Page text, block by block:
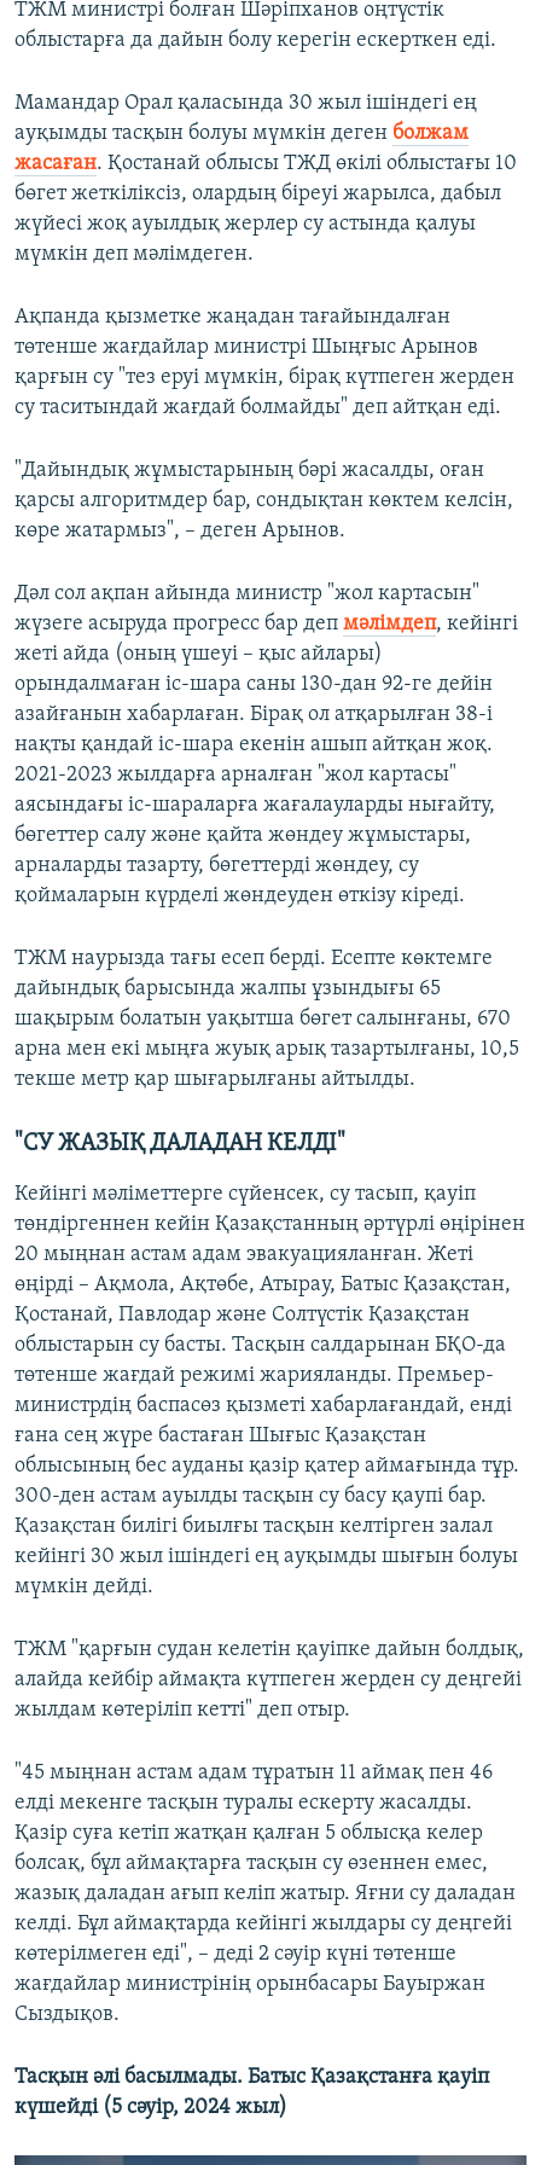
ТЖМ министрі болған Шәріпханов оңтүстік
облыстарға да дайын болу керегін ескерткен еді.
Мамандар Орал қаласында 30 жыл ішіндегі ең
ауқымды тасқын болуы мүмкін деген болжам
жасаған. Қостанай облысы ТЖД өкілі облыстағы 10
бөгет жеткіліксіз, олардың біреуі жарылса, дабыл
жүйесі жоқ ауылдық жерлер су астында қалуы
мүмкін деп мәлімдеген.
Ақпанда қызметке жаңадан тағайындалған
төтенше жағдайлар министрі Шыңғыс Арынов
қарғын су "тез еруі мүмкін, бірақ күтпеген жерден
су таситындай жағдай болмайды" деп айтқан еді.
"Дайындық жұмыстарының бәрі жасалды, оған
қарсы алгоритмдер бар, сондықтан көктем келсін,
көре жатармыз", – деген Арынов.
Дәл сол ақпан айында министр "жол картасын"
жүзеге асыруда прогресс бар деп мәлімдеп, кейінгі
жеті айда (оның үшеуі – қыс айлары)
орындалмаған іс-шара саны 130-дан 92-ге дейін
азайғанын хабарлаған. Бірақ ол атқарылған 38-і
нақты қандай іс-шара екенін ашып айтқан жоқ.
2021-2023 жылдарға арналған "жол картасы"
аясындағы іс-шараларға жағалауларды нығайту,
бөгеттер салу және қайта жөндеу жұмыстары,
арналарды тазарту, бөгеттерді жөндеу, су
қоймаларын күрделі жөндеуден өткізу кіреді.
ТЖМ наурызда тағы есеп берді. Есепте көктемге
дайындық барысында жалпы ұзындығы 65
шақырым болатын уақытша бөгет салынғаны, 670
арна мен екі мыңға жуық арық тазартылғаны, 10,5
текше метр қар шығарылғаны айтылды.
"СУ ЖАЗЫҚ ДАЛАДАН КЕЛДІ"
Кейінгі мәліметтерге сүйенсек, су тасып, қауіп
төндіргеннен кейін Қазақстанның әртүрлі өңірінен
20 мыңнан астам адам эвакуацияланған. Жеті
өңірді – Ақмола, Ақтөбе, Атырау, Батыс Қазақстан,
Қостанай, Павлодар және Солтүстік Қазақстан
облыстарын су басты. Тасқын салдарынан БҚО-да
төтенше жағдай режимі жарияланды. Премьер-
министрдің баспасөз қызметі хабарлағандай, енді
ғана сең жүре бастаған Шығыс Қазақстан
облысының бес ауданы қазір қатер аймағында тұр.
300-ден астам ауылды тасқын су басу қаупі бар.
Қазақстан билігі биылғы тасқын келтірген залал
кейінгі 30 жыл ішіндегі ең ауқымды шығын болуы
мүмкін дейді.
ТЖМ "қарғын судан келетін қауіпке дайын болдық,
алайда кейбір аймақта күтпеген жерден су деңгейі
жылдам көтеріліп кетті" деп отыр.
"45 мыңнан астам адам тұратын 11 аймақ пен 46
елді мекенге тасқын туралы ескерту жасалды.
Қазір суға кетіп жатқан қалған 5 облысқа келер
болсақ, бұл аймақтарға тасқын су өзеннен емес,
жазық даладан ағып келіп жатыр. Яғни су даладан
келді. Бұл аймақтарда кейінгі жылдары су деңгейі
көтерілмеген еді", – деді 2 сәуір күні төтенше
жағдайлар министрінің орынбасары Бауыржан
Сыздықов.
Тасқын әлі басылмады. Батыс Қазақстанға қауіп
күшейді (5 сәуір, 2024 жыл)